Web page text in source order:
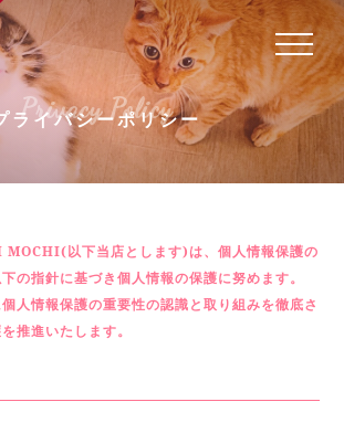
ライバシーポリシー
Privacy Policy
以下当店とします)は、個人情報保護の
の指針に基づき個人情報の保護に努めます。
人情報保護の重要性の認識と取り組みを徹底さ
推進いたします。